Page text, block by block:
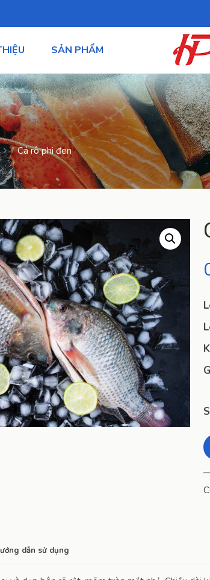
SẢN PHẨM
Cá rô phi đen
dẫn sử dụng